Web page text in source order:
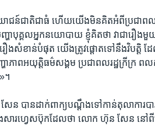
ជន៍​ជាតិ​ជា​ធំ​ ហើយ​យើង​មិន​គិត​អំពី​ប្រជា​ពល
ា​បុគ្គល​អ្នក​នយោបាយ​ ខ្ញុំ​គិត​ថា​ វាជា​រឿ
រឿង​សំខាន់​បំផុត យើងត្រូវ​ផ្តោត​ទៅនឹង​វិបត្
ា​ភាព​អយុត្តិធម៌​សង្គម​ ប្រជាពលរដ្ឋ​ក្រីក្រ​
។
ែន បាន​ដាក់​ពាក្យ​បណ្តឹង​ទៅកាន់​តុលាការ​ប
សារ​ហ្វេសប៊ុក​ដែល​ថា លោក ហ៊ុន សែន​ នៅពី​